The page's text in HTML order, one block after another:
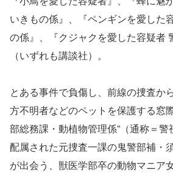
いきもの係』、『ペンギンを愛した
の係』、『クジャクを愛した容疑者
（いずれも講談社）。
とある事件で負傷し、前線の捜査か
方不明者などのペットを保護する窓
部総務課・動植物管理係”（通称＝
配属された元捜査一課の鬼警部補・
が出会う、獣医学部卒の動物マニア